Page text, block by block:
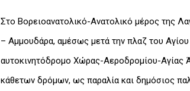
Στο Βορειοανατολικό-Ανατολικό μέρος της
– Αμμουδάρα, αμέσως μετά την πλαζ του
αυτοκινητόδρομο Χώρας-Αεροδρομίου-Αγίας
κάθετων δρόμων, ως παραλία και δημόσιος